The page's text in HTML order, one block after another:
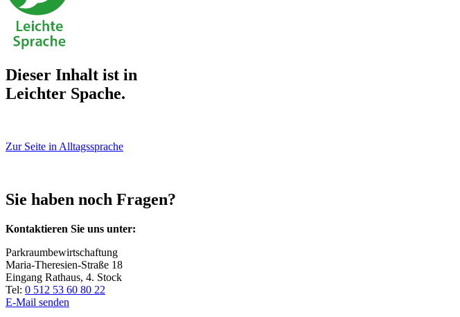
Dieser Inhalt ist in
Leichter Spache.
Zur Seite in Alltagssprache
Sie haben noch Fragen?
Kontaktieren Sie uns unter:
Parkraumbewirtschaftung
Maria-Theresien-Straße 18
Eingang Rathaus, 4. Stock
Tel: 0 512 53 60 80 22
E-Mail senden